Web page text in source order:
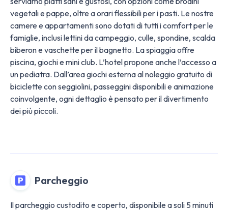
vegetali e pappe, oltre a orari flessibili per i pasti. Le nostre
camere e appartamenti sono dotati di tutti i comfort per le
famiglie, inclusi lettini da campeggio, culle, spondine, scalda
biberon e vaschette per il bagnetto. La spiaggia offre
piscina, giochi e mini club. L’hotel propone anche l’accesso a
un pediatra. Dall’area giochi esterna al noleggio gratuito di
biciclette con seggiolini, passeggini disponibili e animazione
coinvolgente, ogni dettaglio è pensato per il divertimento
dei più piccoli.
Parcheggio
Il parcheggio custodito e coperto, disponibile a soli 5 minuti